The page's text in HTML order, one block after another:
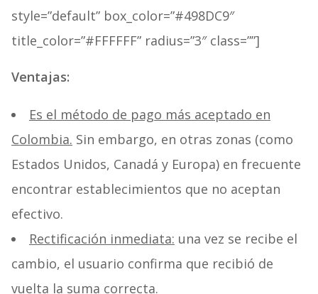
style=”default” box_color=”#498DC9″
title_color=”#FFFFFF” radius=”3″ class=””]
Ventajas:
Es el método de pago más aceptado en
Colombia. Sin embargo, en otras zonas (como
Estados Unidos, Canadá y Europa) en frecuente
encontrar establecimientos que no aceptan
efectivo.
Rectificación inmediata: una vez se recibe el
cambio, el usuario confirma que recibió de
vuelta la suma correcta.